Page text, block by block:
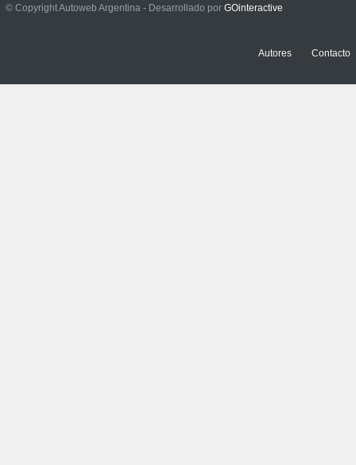
Prueba: BYD Song Pro GS
© Copyright Autoweb Argentina - Desarrollado por GOinteractive
Autores Contacto